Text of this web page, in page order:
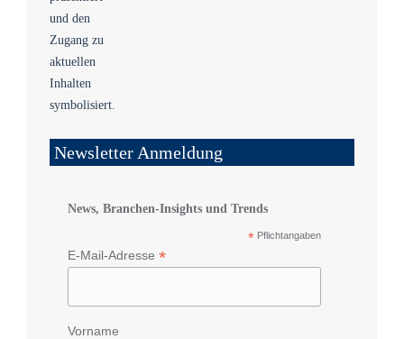
Newsletter Anmeldung
News, Branchen-Insights und Trends
* Pflichtangaben
E-Mail-Adresse *
Vorname